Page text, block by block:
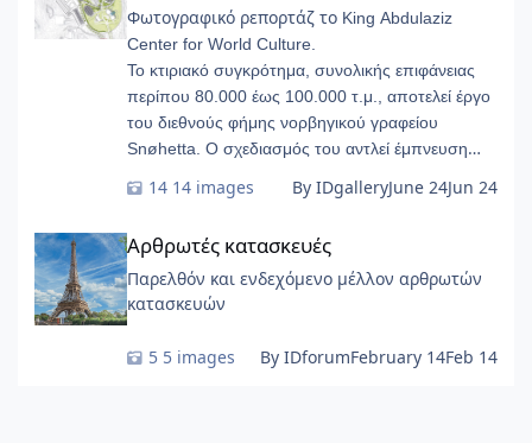
Φωτογραφικό ρεπορτάζ το King Abdulaziz
Center for World Culture.
Το κτιριακό συγκρότημα, συνολικής επιφάνειας
περίπου 80.000 έως 100.000 τ.μ., αποτελεί έργο
του διεθνούς φήμης νορβηγικού γραφείου
Snøhetta. Ο σχεδιασμός του αντλεί έμπνευση
των πετρελαιοφόρων στρωμάτων, παίρνοντας τη
14 images By IDgalleryJune 24Jun 24
Αρθρωτές κατασκευές
Αρθρωτές κατασκευές
Παρελθόν και ενδεχόμενο μέλλον αρθρωτών
κατασκευών
5 images By IDforumFebruary 14Feb 14